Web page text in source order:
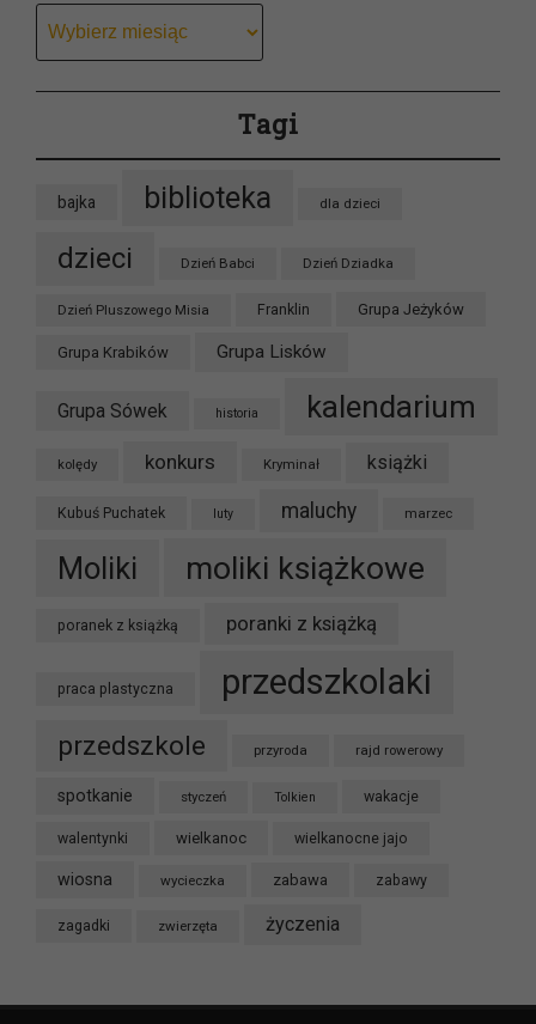
Tagi
bajka biblioteka dla dzieci
dzieci Dzień Babci Dzień Dziadka
Dzień Pluszowego Misia Franklin Grupa Jeżyków
Grupa Krabików Grupa Lisków
Grupa Sówek historia kalendarium
kolędy konkurs Kryminał książki
Kubuś Puchatek luty maluchy marzec
Moliki moliki książkowe
poranek z książką poranki z książką
praca plastyczna przedszkolaki
przedszkole przyroda rajd rowerowy
spotkanie styczeń Tolkien wakacje
walentynki wielkanoc wielkanocne jajo
wiosna wycieczka zabawa zabawy
zagadki zwierzęta życzenia